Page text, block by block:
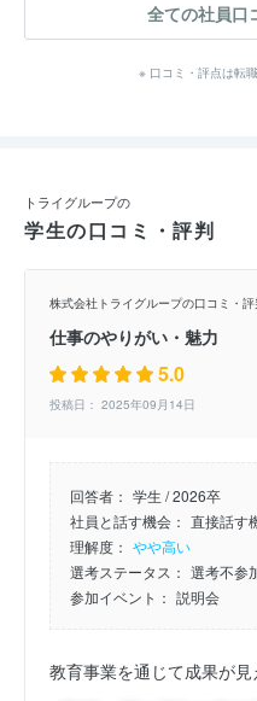
全ての社員口
※ 口コミ・評点は転
トライグループの
学生の口コミ・評判
株式会社トライグループの口コミ・
仕事のやりがい・魅力
5.0
投稿日： 2025年09月14日
回答者： 学生 / 2026卒
社員と話す機会： 直接話す
理解度： やや高い
選考ステータス： 選考不参
参加イベント： 説明会
教育事業を通じて成果が見